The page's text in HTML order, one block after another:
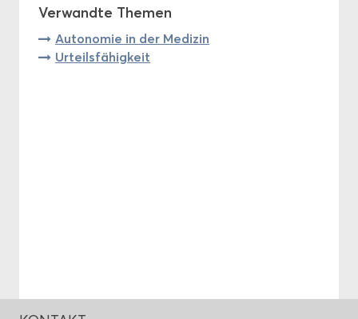
Ver­wand­te The­men
Au­to­no­mie in der Me­di­zin
Ur­teils­fä­hig­keit